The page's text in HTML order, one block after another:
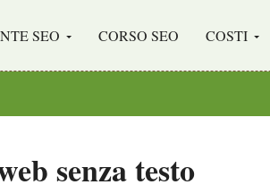
SEO CORSO SEO COSTI
senza testo